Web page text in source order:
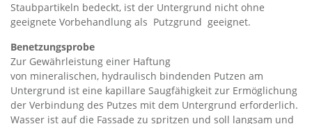
Staubpartikeln bedeckt, ist der Untergrund nicht ohne
geeignete Vorbehandlung als Putzgrund geeignet.
Benetzungsprobe
Zur Gewährleistung einer Haftung
von mineralischen, hydraulisch bindenden Putzen am
Untergrund ist eine kapillare Saugfähigkeit zur Ermöglichung
der Verbindung des Putzes mit dem Untergrund erforderlich.
Wasser ist auf die Fassade zu spritzen und soll langsam und